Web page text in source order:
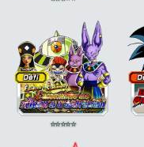
⭐⭐⭐⭐⭐